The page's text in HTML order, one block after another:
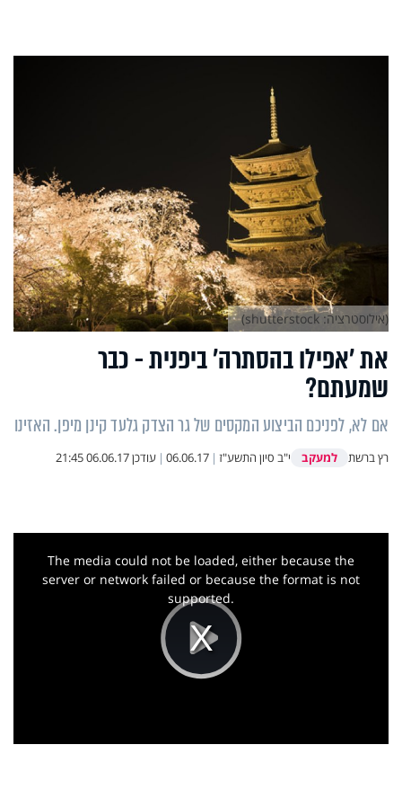
את 'אפילו בהסתרה' ביפנית - כבר
שמעתם?
אם לא, לפניכם הביצוע המקסים של גר הצדק גלעד קינן מיפן. האזינו
רץ ברשת למעקב י"ב סיון התשע"ז |
06.06.17
| עודכן06.06.17 21:45
(אילוסטרציה: shutterstock)
Play
This
The media could not be loaded, either because the
server or network failed or because the format is not
supported.